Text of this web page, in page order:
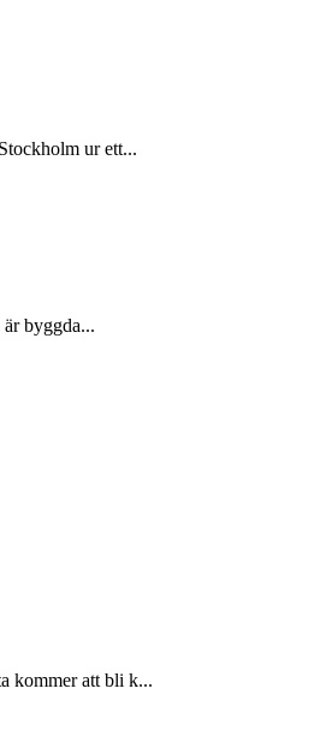
ur ett...
byggda...
kommer att bli k...